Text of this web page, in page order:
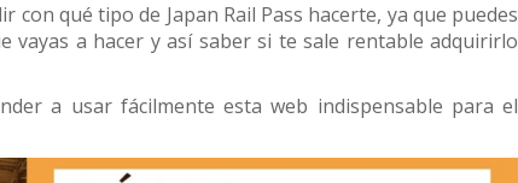
con qué tipo de Japan Rail Pass hacerte, ya que puedes
vayas a hacer y así saber si te sale rentable adquirirlo
a usar fácilmente esta web indispensable para el